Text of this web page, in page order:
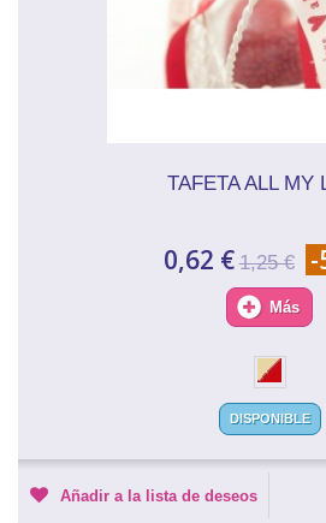
TAFETA ALL MY
0,62 € 1,25 € -
Más
DISPONIBLE
Añadir a la lista de deseos